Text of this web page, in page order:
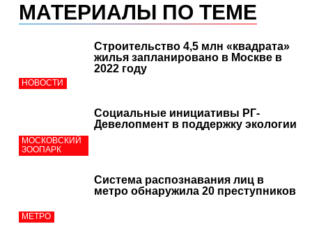
МАТЕРИАЛЫ ПО ТЕМЕ
НОВОСТИ
Строительство 4,5 млн «квадрата»
жилья запланировано в Москве в
2022 году
МОСКОВСКИЙ
ЗООПАРК
Социальные инициативы РГ-
Девелопмент в поддержку экологии
МЕТРО
Система распознавания лиц в
метро обнаружила 20 преступников